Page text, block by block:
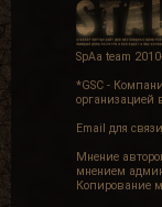
SpAa team
*GSC -
организацией
Email для
Мнение
мнением
Копирование